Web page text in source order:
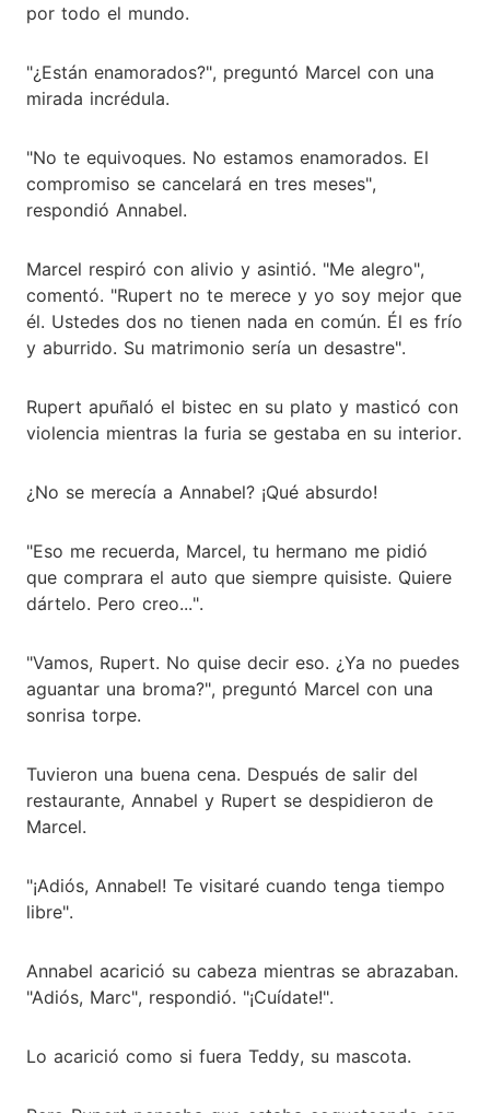
por todo el mundo.
"¿Están enamorados?", preguntó Marcel con una
mirada incrédula.
"No te equivoques. No estamos enamorados. El
compromiso se cancelará en tres meses",
respondió Annabel.
Marcel respiró con alivio y asintió. "Me alegro",
comentó. "Rupert no te merece y yo soy mejor que
él. Ustedes dos no tienen nada en común. Él es frío
y aburrido. Su matrimonio sería un desastre".
Rupert apuñaló el bistec en su plato y masticó con
violencia mientras la furia se gestaba en su interior.
¿No se merecía a Annabel? ¡Qué absurdo!
"Eso me recuerda, Marcel, tu hermano me pidió
que comprara el auto que siempre quisiste. Quiere
dártelo. Pero creo...".
"Vamos, Rupert. No quise decir eso. ¿Ya no puedes
aguantar una broma?", preguntó Marcel con una
sonrisa torpe.
Tuvieron una buena cena. Después de salir del
restaurante, Annabel y Rupert se despidieron de
Marcel.
"¡Adiós, Annabel! Te visitaré cuando tenga tiempo
libre".
Annabel acarició su cabeza mientras se abrazaban.
"Adiós, Marc", respondió. "¡Cuídate!".
Lo acarició como si fuera Teddy, su mascota.